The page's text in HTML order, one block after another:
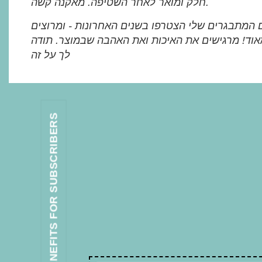
חלק ומואר לאחר השטיפה. מאקנה קשה.
המתבגרים שלי הצטרפו בשנים האחרונות - ומרוצים
מרגישים את האיכות ואת האהבה שבמוצר. תודה
לך על זה
BENEFITS FOR SUBSCRIBERS